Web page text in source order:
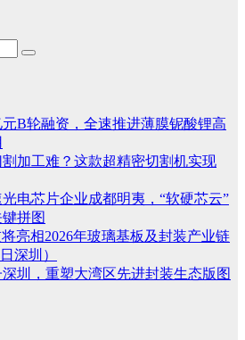
B轮融资，全速推进薄膜铌酸锂高
加工难？这款超精密切割机实现
电芯片企业成都明夷，“软硬芯云”
拼图
亮相2026年玻璃基板及封装产业链
深圳）
圳，重塑大湾区先进封装生态版图